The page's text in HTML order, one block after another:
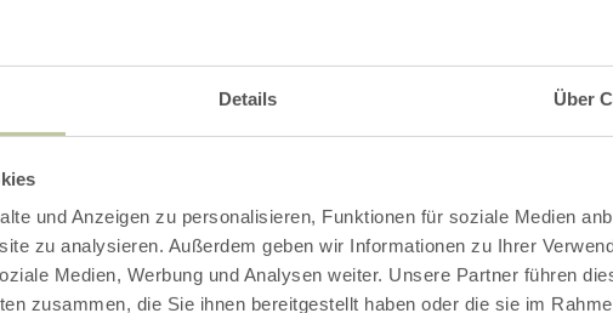
Details Über
und Anzeigen zu personalisieren, Funktionen für soziale Medien
zu analysieren. Außerdem geben wir Informationen zu Ihrer
Medien, Werbung und Analysen weiter. Unsere Partner führen
zusammen, die Sie ihnen bereitgestellt haben oder die sie im
Kontakt